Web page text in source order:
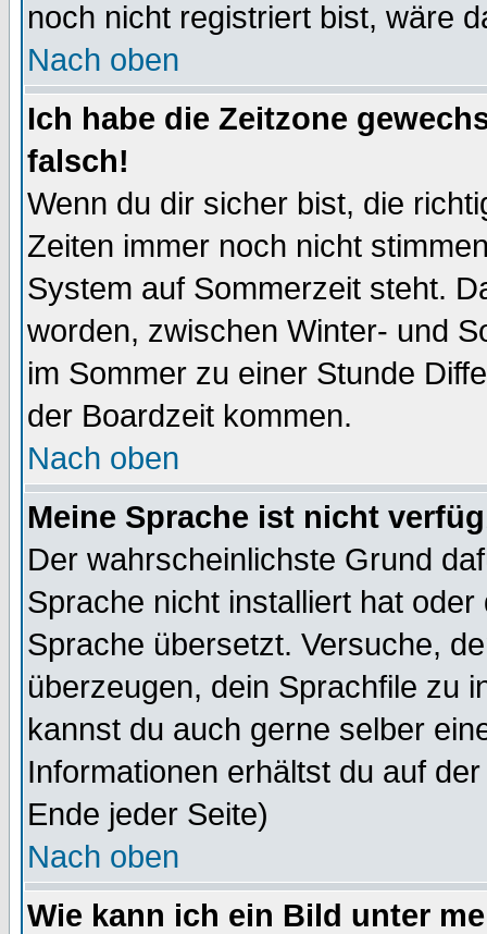
noch nicht registriert bist, wäre
Nach oben
Ich habe die Zeitzone
falsch!
Wenn du dir sicher bist, die
Zeiten immer noch nicht
System auf Sommerzeit steht.
worden, zwischen Winter- und
im Sommer zu einer Stunde
der Boardzeit kommen.
Nach oben
Meine Sprache ist nicht
Der wahrscheinlichste Grund
Sprache nicht installiert hat
Sprache übersetzt. Versuche,
überzeugen, dein Sprachfile zu
kannst du auch gerne selber
Informationen erhältst du auf
Ende jeder Seite)
Nach oben
Wie kann ich ein Bild unter